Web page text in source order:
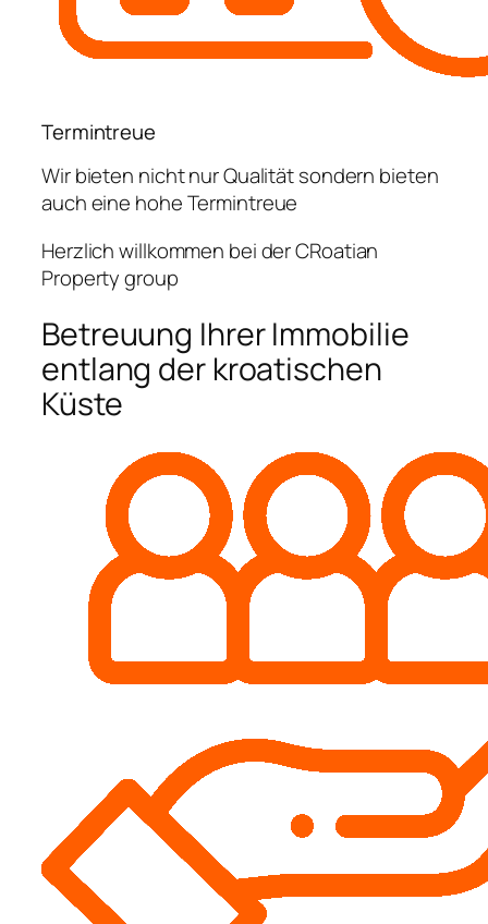
Termintreue
Wir bieten nicht nur Qualität sondern bieten
auch eine hohe Termintreue
Herzlich willkommen bei der CRoatian
Property group
Betreuung Ihrer Immobilie
entlang der kroatischen
Küste